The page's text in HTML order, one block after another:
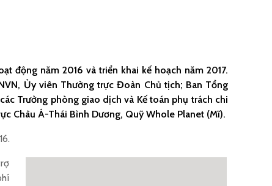
động năm 2016 và triển khai kế hoạch năm 2017.
Ủy viên Thường trực Đoàn Chủ tịch; Ban Tổng
Trưởng phòng giao dịch và Kế toán phụ trách chi
Châu Á-Thái Bình Dương, Quỹ Whole Planet (Mĩ).